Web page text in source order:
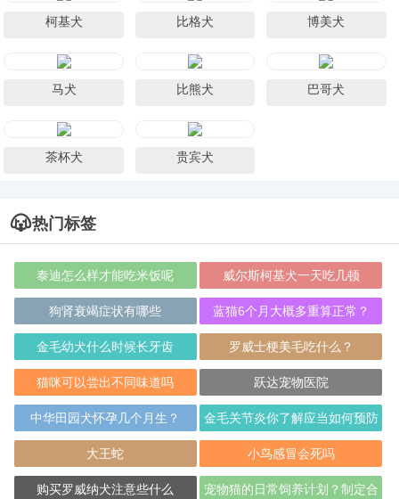
柯基犬 比格犬 博美犬
马犬 比熊犬 巴哥犬
茶杯犬 贵宾犬
热门标签
泰迪怎么样才能吃米饭呢 威尔斯柯基犬一天吃几顿
狗肾衰竭症状有哪些 蓝猫6个月大概多重算正常？
金毛幼犬什么时候长牙齿 罗威士梗美毛吃什么？
猫咪可以尝出不同味道吗 跃达宠物医院
中华田园犬怀孕几个月生？
金毛关节炎你了解应当如何预防
吗？
大王蛇 小鸟感冒会死吗
购买罗威纳犬注意些什么 宠物猫的日常饲养计划？制定合